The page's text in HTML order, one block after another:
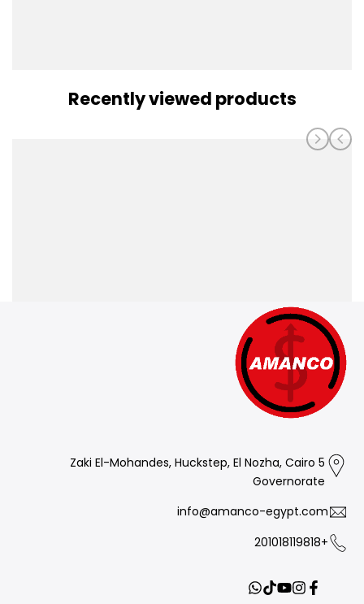
Recently viewed products
5 Zaki El-Mohandes, Huckstep, El Nozha, Cairo
Governorate
info@amanco-egypt.com
+201018119818
Facebook
Instagram
YouTube
TikTok
Translation